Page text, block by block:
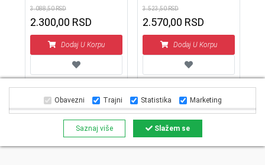
30 ml
3.088,50 RSD
2.300,00 RSD
Dodaj U Korpu
ml
3.523,50 RSD
2.570,00 RSD
Dodaj U Korpu
Obavezni Trajni Statistika Marketing
Saznaj više Slažem se